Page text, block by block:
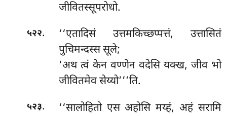
जीवितस्सूपरोधो.
५२२.
‘‘एतादिसं उत्तमकिच्छप्पत्तं, उत्तासितं
पुचिमन्दस्स सूले;
‘अथ त्वं केन वण्णेन वदेसि यक्ख, जीव भो
जीवितमेव सेय्यो’’’ति.
५२३. ‘‘सालोहितो एस अहोसि मय्हं, अहं सरामि